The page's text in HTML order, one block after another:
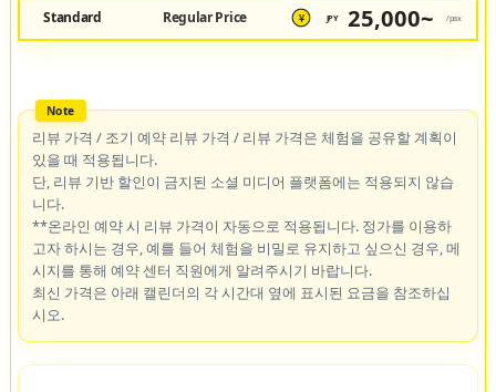
Standard Regular Price ¥ JPY 25,000~ /pax
리뷰 가격 / 조기 예약 리뷰 가격 / 리뷰 가격은 체험을 공유할 계획이
있을 때 적용됩니다.
단, 리뷰 기반 할인이 금지된 소셜 미디어 플랫폼에는 적용되지 않습
니다.
**온라인 예약 시 리뷰 가격이 자동으로 적용됩니다. 정가를 이용하
고자 하시는 경우, 예를 들어 체험을 비밀로 유지하고 싶으신 경우, 메
시지를 통해 예약 센터 직원에게 알려주시기 바랍니다.
최신 가격은 아래 캘린더의 각 시간대 옆에 표시된 요금을 참조하십
시오.